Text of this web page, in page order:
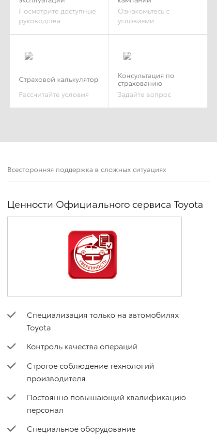
Посмотрите доступные
руководства
Ознакомьтесь с
условиями
Страховой калькулятор
Рассчитайте условия
Консультация по
страхованию
Задайте вопрос
Всесторонняя поддержка в сложных ситуациях
Ценности Официального сервиса Toyota
Специализация только на автомобилях
Toyota
Контроль качества операций
Строгое соблюдение технологий
производителя
Постоянно повышающий квалификацию
персонал
Специальное оборудование